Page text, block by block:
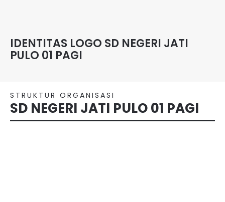
IDENTITAS LOGO SD NEGERI JATI
PULO 01 PAGI
STRUKTUR ORGANISASI
SD NEGERI JATI PULO 01 PAGI